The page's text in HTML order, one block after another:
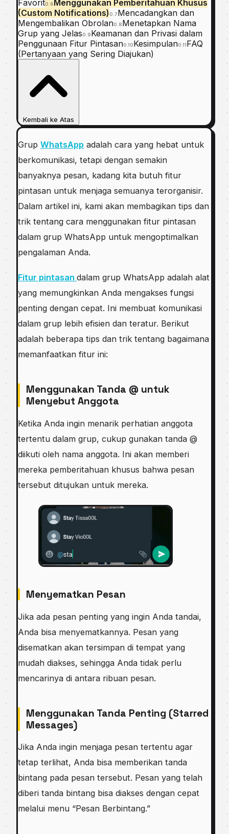
Favorit0.6 Menggunakan Pemberitahuan Khusus
(Custom Notifications) 0.7Mencadangkan dan
Mengembalikan Obrolan0.8Menetapkan Nama
Grup yang Jelas0.9Keamanan dan Privasi dalam
Penggunaan Fitur Pintasan0.10Kesimpulan0.11FAQ
(Pertanyaan yang Sering Diajukan)
Kembali ke Atas
Grup WhatsApp adalah cara yang hebat untuk
berkomunikasi, tetapi dengan semakin
banyaknya pesan, kadang kita butuh fitur
pintasan untuk menjaga semuanya terorganisir.
Dalam artikel ini, kami akan membagikan tips dan
trik tentang cara menggunakan fitur pintasan
dalam grup WhatsApp untuk mengoptimalkan
pengalaman Anda.
Fitur pintasan dalam grup WhatsApp adalah alat
yang memungkinkan Anda mengakses fungsi
penting dengan cepat. Ini membuat komunikasi
dalam grup lebih efisien dan teratur. Berikut
adalah beberapa tips dan trik tentang bagaimana
memanfaatkan fitur ini:
Menggunakan Tanda @ untuk
Menyebut Anggota
Ketika Anda ingin menarik perhatian anggota
tertentu dalam grup, cukup gunakan tanda @
diikuti oleh nama anggota. Ini akan memberi
mereka pemberitahuan khusus bahwa pesan
tersebut ditujukan untuk mereka.
Menyematkan Pesan
Jika ada pesan penting yang ingin Anda tandai,
Anda bisa menyematkannya. Pesan yang
disematkan akan tersimpan di tempat yang
mudah diakses, sehingga Anda tidak perlu
mencarinya di antara ribuan pesan.
Menggunakan Tanda Penting (Starred
Messages)
Jika Anda ingin menjaga pesan tertentu agar
tetap terlihat, Anda bisa memberikan tanda
bintang pada pesan tersebut. Pesan yang telah
diberi tanda bintang bisa diakses dengan cepat
melalui menu “Pesan Berbintang.”